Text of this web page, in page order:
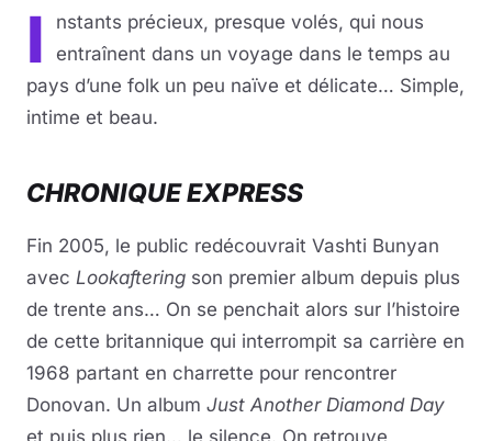
I
nstants précieux, presque volés, qui nous
entraînent dans un voyage dans le temps au
pays d’une folk un peu naïve et délicate… Simple,
intime et beau.
CHRONIQUE EXPRESS
Fin 2005, le public redécouvrait Vashti Bunyan
avec Lookaftering son premier album depuis plus
de trente ans… On se penchait alors sur l’histoire
de cette britannique qui interrompit sa carrière en
1968 partant en charrette pour rencontrer
Donovan. Un album Just Another Diamond Day
et puis plus rien… le silence. On retrouve